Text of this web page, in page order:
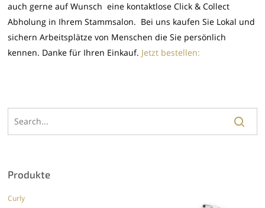
auch gerne auf Wunsch eine kontaktlose Click & Collect
Abholung in Ihrem Stammsalon. Bei uns kaufen Sie Lokal und
sichern Arbeitsplätze von Menschen die Sie persönlich
kennen. Danke für Ihren Einkauf. Jetzt bestellen:
Produkte
Curly